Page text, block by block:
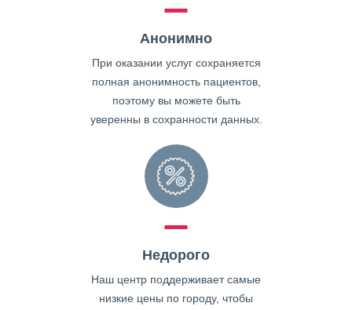
Анонимно
При оказании услуг сохраняется
полная анонимность пациентов,
поэтому вы можете быть
уверенны в сохранности данных.
Недорого
Наш центр поддерживает самые
низкие цены по городу, чтобы